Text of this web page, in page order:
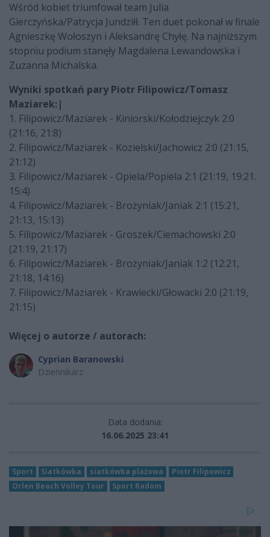
Wśród kobiet triumfował team Julia
Gierczyńska/Patrycja Jundziłł. Ten duet pokonał w finale
Agnieszkę Wołoszyn i Aleksandrę Chyłę. Na najniższym
stopniu podium stanęły Magdalena Lewandowska i
Zuzanna Michalska.
Wyniki spotkań pary Piotr Filipowicz/Tomasz
Maziarek:|
1. Filipowicz/Maziarek - Kiniorski/Kołodziejczyk 2:0
(21:16, 21:8)
2. Filipowicz/Maziarek - Kozielski/Jachowicz 2:0 (21:15,
21:12)
3. Filipowicz/Maziarek - Opiela/Popiela 2:1 (21:19, 19:21.
15:4)
4. Filipowicz/Maziarek - Brożyniak/Janiak 2:1 (15:21,
21:13, 15:13)
5. Filipowicz/Maziarek - Groszek/Ciemachowski 2:0
(21:19, 21:17)
6. Filipowicz/Maziarek - Brożyniak/Janiak 1:2 (12:21,
21:18, 14:16)
7. Filipowicz/Maziarek - Krawiecki/Głowacki 2:0 (21:19,
21:15)
Więcej o autorze / autorach:
Cyprian Baranowski
Dziennikarz
Data dodania:
16.06.2025 23:41
Sport Siatkówka siatkówka plażowa
Piotr Filipowicz
Orlen Beach Volley Tour
Sport Radom